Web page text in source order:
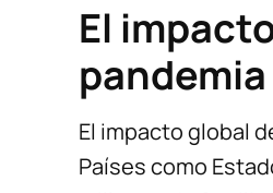
El
pandemia
El impacto global
Países como